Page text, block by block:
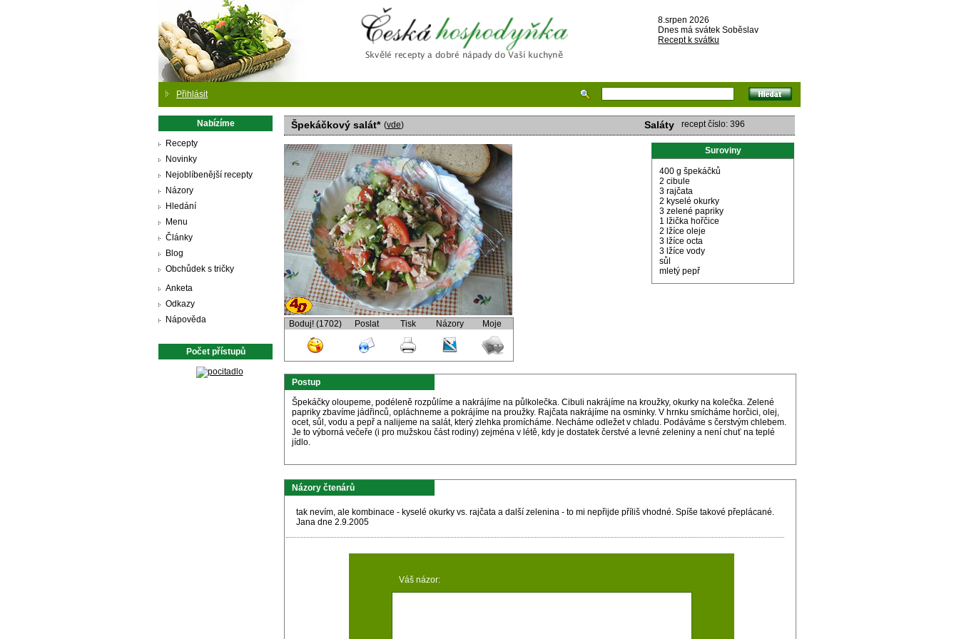
Česká hospodyňka
8.srpen 2026
Dnes má svátek Soběslav
Recept k svátku
Přihlásit
Nabízíme
Recepty
Novinky
Nejoblíbenější recepty
Názory
Hledání
Menu
Články
Blog
Obchůdek s tričky
Anketa
Odkazy
Nápověda
Počet přístupů
Špekáčkový salát* (vde) Saláty recept číslo: 396
Boduj! (1702) Poslat Tisk Názory Moje
Suroviny
400 g špekáčků
2 cibule
3 rajčata
2 kyselé okurky
3 zelené papriky
1 lžička hořčice
2 lžíce oleje
3 lžíce octa
3 lžíce vody
sůl
mletý pepř
Postup
Špekáčky oloupeme, podéleně rozpůlíme a nakrájíme na půlkolečka. Cibuli nakrájíme na kroužky, okurky na kolečka. Zelené
papriky zbavíme jádřinců, opláchneme a pokrájíme na proužky. Rajčata nakrájíme na osminky. V hrnku smícháme horčici, olej,
ocet, sůl, vodu a pepř a nalijeme na salát, který zlehka promícháme. Necháme odležet v chladu. Podáváme s čerstvým chlebem.
Je to výborná večeře (i pro mužskou část rodiny) zejména v létě, kdy je dostatek čerstvé a levné zeleniny a není chuť na teplé
jídlo.
Názory čtenárů
tak nevím, ale kombinace - kyselé okurky vs. rajčata a další zelenina - to mi nepřijde příliš vhodné. Spíše takové přeplácané.
Jana dne 2.9.2005
Váš názor: